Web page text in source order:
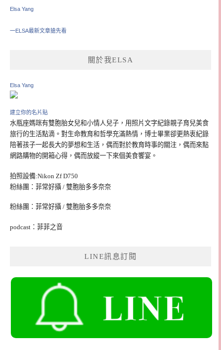
Elsa Yang
一ELSA最新文章搶先看
關於我ELSA
Elsa Yang
建立你的名片貼
水瓶座媽咪有雙胞胎女兒和小情人兒子，用照片文字紀錄親子育兒美食
旅行的生活點滴。對生命教育和哲學充滿熱情，博士畢業卻更熱衷紀錄
陪著孩子一起長大的夢想和生活，偶而對於教育時事的關注，偶而來點
網路購物的開箱心得，偶而放縱一下來個美食饗宴。
拍照設備:Nikon Zf D750
粉絲團：菲常好攝 / 雙胞胎多多奈奈
粉絲團：菲常好攝 / 雙胞胎多多奈奈
podcast：菲菲之音
LINE訊息訂閱